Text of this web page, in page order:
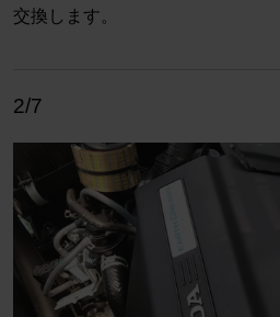
交換します。
2/7